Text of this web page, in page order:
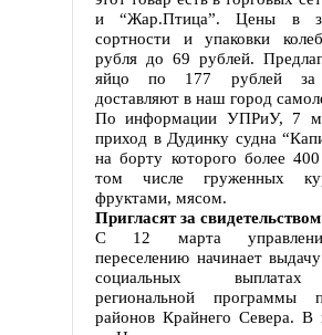
и “Жар.Птица”. Цены в
сортности и упаковки
рубля до 69 рублей.
яйцо по 177 рублей за
доставляют в наш город
По информации УПРиУ, 7
приход в Дудинку судна
на борту которого более
том числе груженных
фруктами, мясом.
Пригласят за свидетельством
С 12 марта
переселению начинает
социальных выплатах
региональной программы
районов Крайнего Севера.